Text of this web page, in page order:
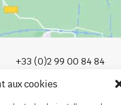
aux cookies
+33 (0)2 99 00 84 84
info@burel-group.com